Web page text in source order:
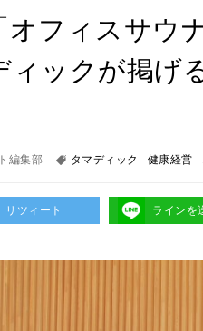
オフィスサウ
ィックが掲げ
編集部 タマディック 健康経営
リツィート ラインを